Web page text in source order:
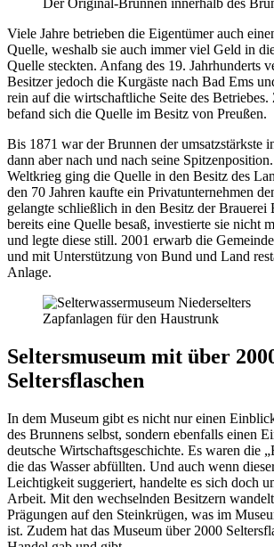
Der Original-Brunnen innerhalb des
Viele Jahre betrieben die Eigentümer auch
Quelle, weshalb sie auch immer viel Geld in
Quelle steckten. Anfang des 19. Jahrhunderts
Besitzer jedoch die Kurgäste nach Bad Ems
rein auf die wirtschaftliche Seite des Betriebes.
befand sich die Quelle im Besitz von Preußen.
Bis 1871 war der Brunnen der umsatzstärkste
dann aber nach und nach seine
Weltkrieg ging die Quelle in den Besitz des
den 70 Jahren kaufte ein Privatunternehmen
gelangte schließlich in den Besitz der Brauerei
bereits eine Quelle besaß, investierte sie nicht
und legte diese still. 2001 erwarb die
und mit Unterstützung von Bund und Land
Anlage.
Zapfanlagen für den Haustrunk
Seltersmuseum mit über
Seltersflaschen
In dem Museum gibt es nicht nur einen
des Brunnens selbst, sondern ebenfalls einen
deutsche Wirtschaftsgeschichte. Es waren die
die das Wasser abfüllten. Und auch wenn
Leichtigkeit suggeriert, handelte es sich doch
Arbeit. Mit den wechselnden Besitzern
Prägungen auf den Steinkrügen, was im
ist. Zudem hat das Museum über 2000